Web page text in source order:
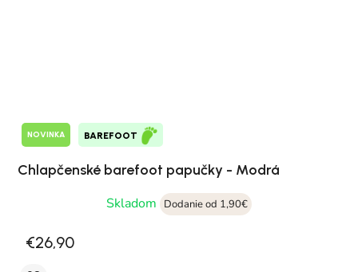
NOVINKA BAREFOOT
Chlapčenské barefoot papučky - Modrá
Skladom
Dodanie od 1,90€
€26,90